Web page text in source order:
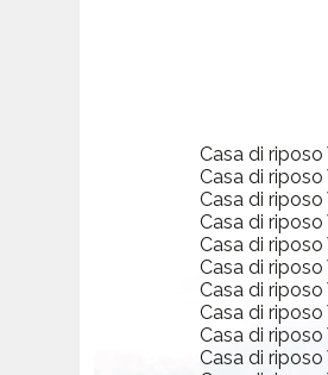
Casa di
Casa di
Casa di
Casa di
Casa di
Casa di
Casa di
Casa di
Casa di
Casa di